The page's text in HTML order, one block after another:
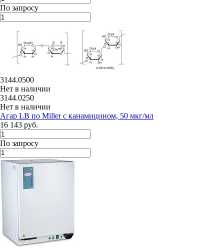
По запросу
3144.0500
Нет в наличии
3144.0250
Нет в наличии
Агар LB по Miller с канамицином, 50 мкг/мл
16 143 руб.
По запросу